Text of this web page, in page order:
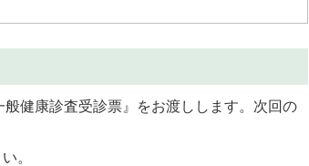
健康診査受診票』をお渡しします。次回の
。